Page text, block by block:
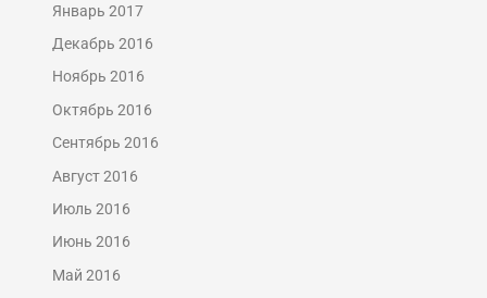
Январь 2017
Декабрь 2016
Ноябрь 2016
Октябрь 2016
Сентябрь 2016
Август 2016
Июль 2016
Июнь 2016
Май 2016